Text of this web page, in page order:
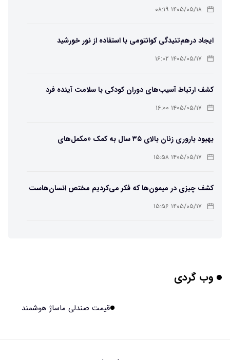
می‌دهد؟
۱۴۰۵/۰۵/۱۸ ۰۸:۱۹
ایجاد درهم‌تنیدگی کوانتومی با استفاده از نور خورشید
۱۴۰۵/۰۵/۱۷ ۱۶:۰۲
کشف ارتباط آسیب‌های دوران کودکی با سلامت آینده فرد
۱۴۰۵/۰۵/۱۷ ۱۶:۰۰
بهبود باروری زنان بالای ۳۵ سال به کمک «مکمل‌های
باکتریایی»
۱۴۰۵/۰۵/۱۷ ۱۵:۵۸
کشف چیزی در میمون‌ها که فکر می‌کردیم مختص انسان‌هاست
۱۴۰۵/۰۵/۱۷ ۱۵:۵۶
محققان از هوش مصنوعی برای ساخت ویروس‌های جدید
وب گردی
قیمت صندلی ماساژ هوشمند